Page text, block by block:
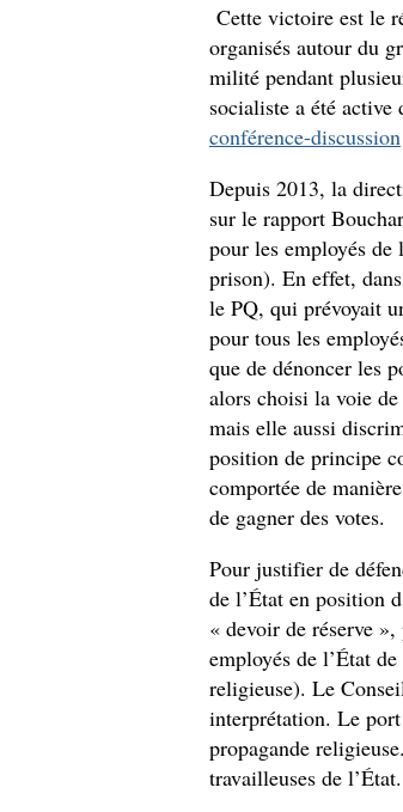
Cette victoire est le
organisés autour du
milité pendant
socialiste a été active
conférence-discussion
Depuis 2013, la
sur le rapport
pour les employés
prison). En effet,
le PQ, qui prévoyait
pour tous les
que de dénoncer les
alors choisi la voie
mais elle aussi
position de principe
comportée de
de gagner des votes.
Pour justifier de
de l’État en position
« devoir de réserve
employés de l’État
religieuse). Le
interprétation. Le
propagande
travailleuses de l’État.